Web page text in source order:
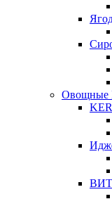
Овощные